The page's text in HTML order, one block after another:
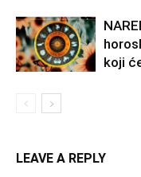
koji
LEAVE A REPLY